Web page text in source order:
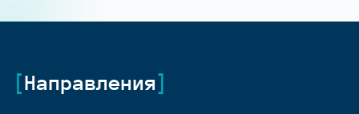
Направления